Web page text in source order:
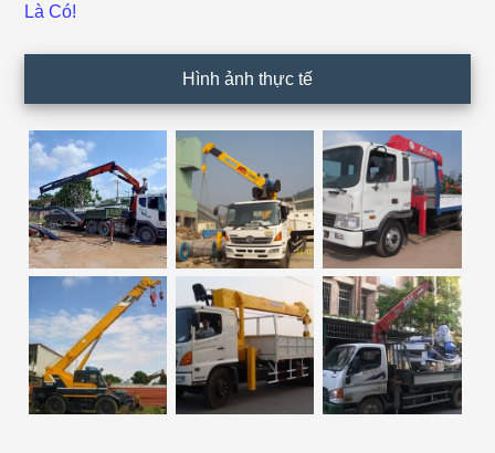
Là Có!
Hình ảnh thực tế